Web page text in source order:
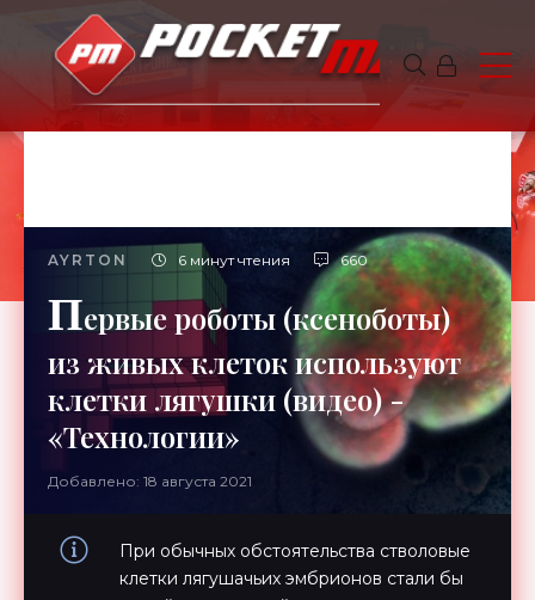
AYRTON 6 минут чтения 660
Первые роботы (ксеноботы)
из живых клеток используют
клетки лягушки (видео) -
«Технологии»
Добавлено: 18 августа 2021
При обычных обстоятельства стволовые
клетки лягушачьих эмбрионов стали бы